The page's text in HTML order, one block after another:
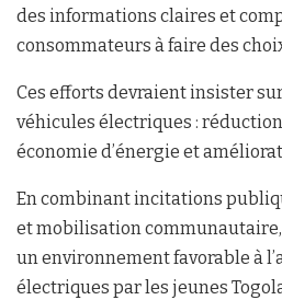
des informations claires et
consommateurs à faire des
Ces efforts devraient insister
véhicules électriques :
économie d’énergie et
En combinant incitations
et mobilisation
un environnement favorable à
électriques par les jeunes